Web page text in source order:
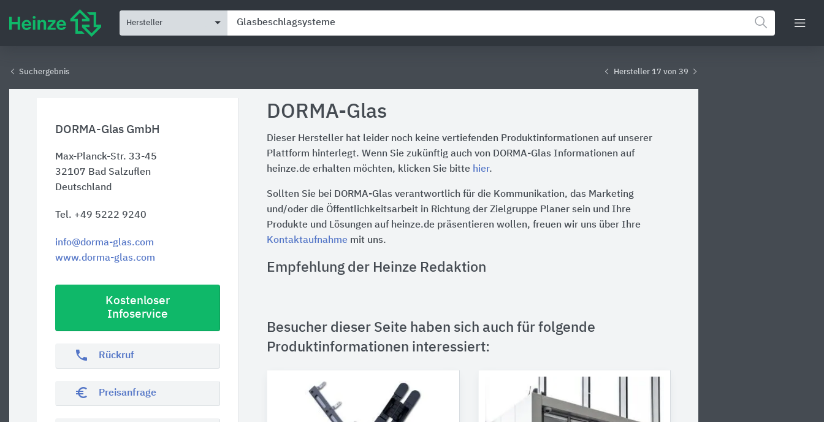
Hersteller
Suchergebnis Hersteller 17 von 39
DORMA-Glas GmbH
Max-Planck-Str. 33-45
32107 Bad Salzuflen
Deutschland
Tel. +49 5222 9240
info@dorma-glas.com
www.dorma-glas.com
Kostenloser
Infoservice
phone Rückruf
euro_symbol Preisanfrage
DORMA-Glas
Dieser Hersteller hat leider noch keine vertiefenden Produktinformationen auf unserer
Plattform hinterlegt. Wenn Sie zukünftig auch von DORMA-Glas Informationen auf
heinze.de erhalten möchten, klicken Sie bitte hier.
Sollten Sie bei DORMA-Glas verantwortlich für die Kommunikation, das Marketing
und/oder die Öffentlichkeitsarbeit in Richtung der Zielgruppe Planer sein und Ihre
Produkte und Lösungen auf heinze.de präsentieren wollen, freuen wir uns über Ihre
Kontaktaufnahme mit uns.
Empfehlung der Heinze Redaktion
Besucher dieser Seite haben sich auch für folgende
Produktinformationen interessiert: